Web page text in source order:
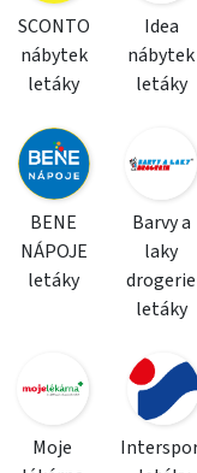
SCONTO
nábytek
letáky
Idea
nábytek
letáky
BENE
NÁPOJE
letáky
Barvy a
laky
drogerie
letáky
Moje